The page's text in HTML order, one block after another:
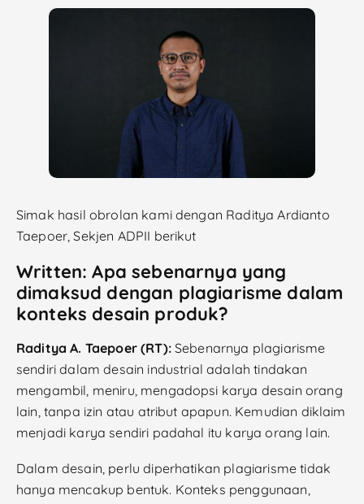
Simak hasil obrolan kami dengan Raditya Ardianto
Taepoer, Sekjen ADPII berikut
Written: Apa sebenarnya yang
dimaksud dengan plagiarisme dalam
konteks desain produk?
Raditya A. Taepoer (RT):Sebenarnya plagiarisme
sendiri dalam desain industrial adalah tindakan
mengambil, meniru, mengadopsi karya desain orang
lain, tanpa izin atau atribut apapun. Kemudian diklaim
menjadi karya sendiri padahal itu karya orang lain.
Dalam desain, perlu diperhatikan plagiarisme tidak
hanya mencakup bentuk. Konteks penggunaan,